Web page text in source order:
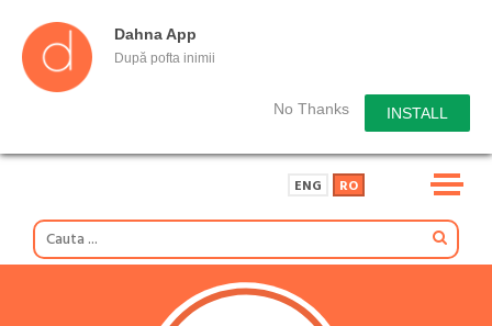
Dahna App
După pofta inimii
No Thanks INSTALL
ENG RO